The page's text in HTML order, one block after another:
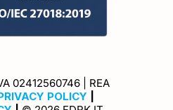
02412560746 | REA
POLICY